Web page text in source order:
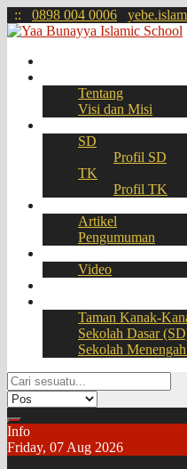
:: 0898 004 0006
Tentang
Visi dan Misi
SD
Profil SD
TK
Profil TK
Artikel
Pengumuman
Video
Taman Kanak-
Sekolah Dasar
Sekolah
Info
Friday, 07 Aug 2026